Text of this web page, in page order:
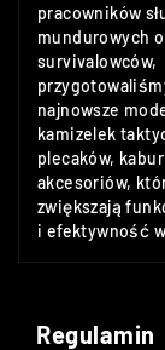
pracowników
mundurowych
survivalowców,
najnowsze
kamizelek
plecaków,
akcesoriów,
zwiększają
i efektywność
Regulamin